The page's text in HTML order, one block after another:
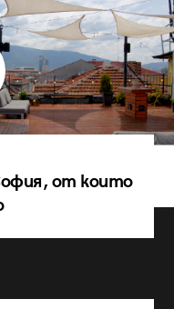
от които